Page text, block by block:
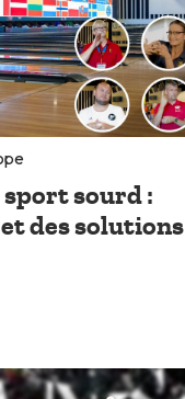
sport sourd :
des solutions